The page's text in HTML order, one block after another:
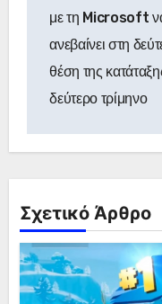
με τη Microsoft
ανεβαίνει στη
θέση της
δεύτερο τρίμηνο
Σχετικό Άρθρο